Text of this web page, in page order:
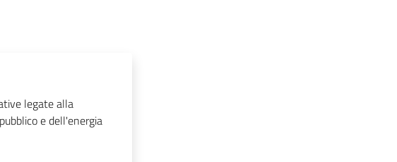
legate alla
e dell'energia